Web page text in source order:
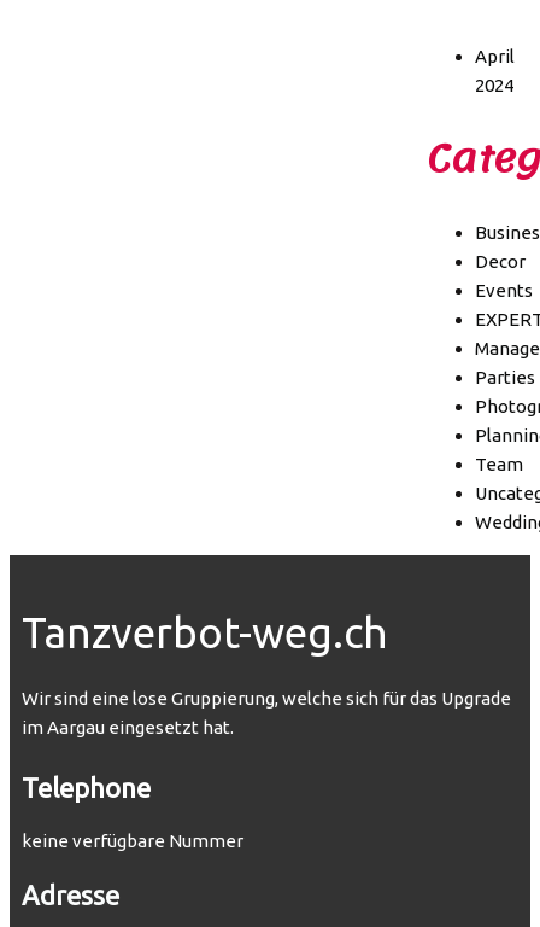
April
2024
Decor
Events
Parties
Team
Tanzverbot-weg.ch
Wir sind eine lose Gruppierung, welche sich für das Upgrade
im Aargau eingesetzt hat.
Telephone
keine verfügbare Nummer
Adresse